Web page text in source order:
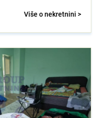
Više o nekretnini >